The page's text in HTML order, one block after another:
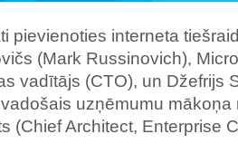
pievienoties interneta
(Mark Russinovich),
vadītājs (CTO), un Džefrijs
uzņēmumu mākoņa
(Chief Architect, Enterprise